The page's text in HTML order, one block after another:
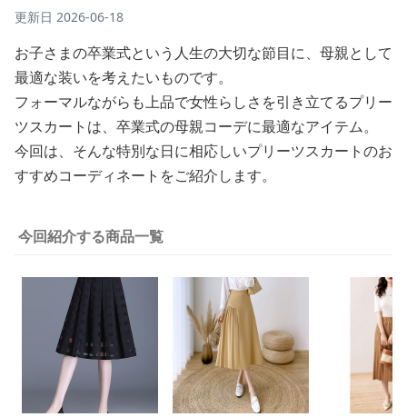
更新日 2026-06-18
お子さまの卒業式という人生の大切な節目に、母親として
最適な装いを考えたいものです。
フォーマルながらも上品で女性らしさを引き立てるプリー
ツスカートは、卒業式の母親コーデに最適なアイテム。
今回は、そんな特別な日に相応しいプリーツスカートのお
すすめコーディネートをご紹介します。
今回紹介する商品一覧